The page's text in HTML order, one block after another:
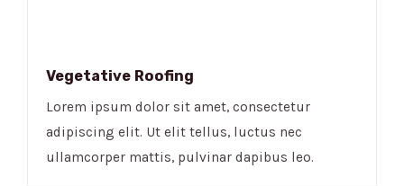
Vegetative Roofing​
Lorem ipsum dolor sit amet, consectetur
adipiscing elit. Ut elit tellus, luctus nec
ullamcorper mattis, pulvinar dapibus leo.